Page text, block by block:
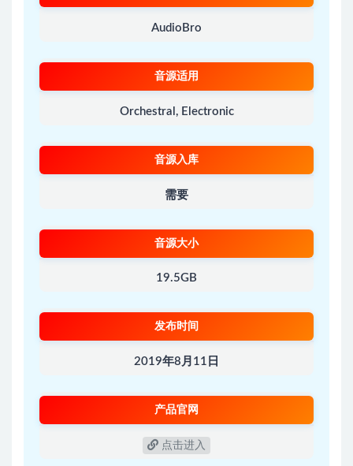
AudioBro
音源适用
Orchestral, Electronic
音源入库
需要
音源大小
19.5GB
发布时间
2019年8月11日
产品官网
点击进入